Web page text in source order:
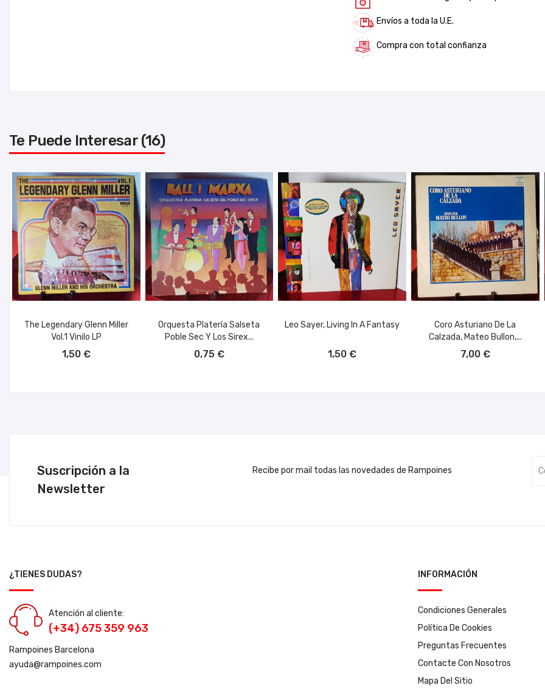
Envíos a toda la U.E.
Compra con total confianza
Te Puede Interesar (16)
The Legendary Glenn Miller
Vol.1 Vinilo LP
1,50 €
Orquesta Platería Salseta
Poble Sec Y Los Sirex...
0,75 €
Leo Sayer, Living In A Fantasy
1,50 €
Coro Asturiano De La
Calzada, Mateo Bullon,...
7,00 €
Suscripción a la
Newsletter
Recibe por mail todas las novedades de Rampoines
¿TIENES DUDAS?
Atención al cliente:
(+34) 675 359 963
Rampoines Barcelona
ayuda@rampoines.com
INFORMACIÓN
Condiciones Generales
Política De Cookies
Preguntas Frecuentes
Contacte Con Nosotros
Mapa Del Sitio